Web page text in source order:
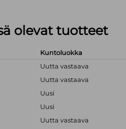
olevat tuotteet
Kuntoluokka
Uutta vastaava
Uutta vastaava
Uusi
Uusi
Uutta vastaava